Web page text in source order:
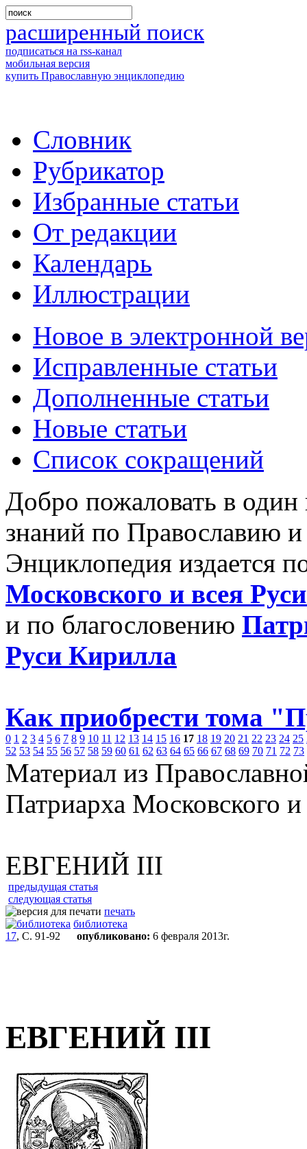
расширенный поиск
подписаться на rss-канал
мобильная версия
купить Православную энциклопедию
Словник
Рубрикатор
Избранные статьи
От редакции
Календарь
Иллюстрации
Новое в электронной
Исправленные статьи
Дополненные статьи
Новые статьи
Список сокращений
Добро пожаловать в
знаний по Православию
Энциклопедия издается
Московского и всея
и по благословению
Руси Кирилла
Как приобрести тома
0 1 2 3 4 5 6 7 8 9 10 11 12 13 14 15 16 17 18 19 20 21 22 23 24 25
52 53 54 55 56 57 58 59 60 61 62 63 64 65 66 67 68 69 70 71 72 73
Материал из
Патриарха Московского
ЕВГЕНИЙ III
предыдущая статья
следующая статья
печать
библиотека
17, С. 91-92 опубликовано: 6 февраля 2013г.
ЕВГЕНИЙ III